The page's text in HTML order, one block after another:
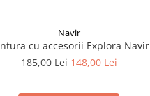
Navir
cu accesorii Explora Navir
185,00 Lei148,00 Lei